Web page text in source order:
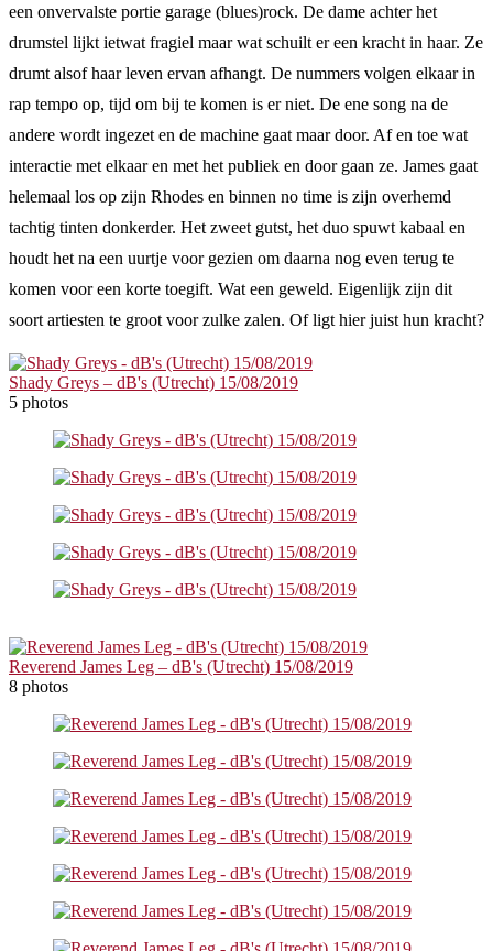
een onvervalste portie garage (blues)rock. De dame achter het
drumstel lijkt ietwat fragiel maar wat schuilt er een kracht in haar. Ze
drumt alsof haar leven ervan afhangt. De nummers volgen elkaar in
rap tempo op, tijd om bij te komen is er niet. De ene song na de
andere wordt ingezet en de machine gaat maar door. Af en toe wat
interactie met elkaar en met het publiek en door gaan ze. James gaat
helemaal los op zijn Rhodes en binnen no time is zijn overhemd
tachtig tinten donkerder. Het zweet gutst, het duo spuwt kabaal en
houdt het na een uurtje voor gezien om daarna nog even terug te
komen voor een korte toegift. Wat een geweld. Eigenlijk zijn dit
soort artiesten te groot voor zulke zalen. Of ligt hier juist hun kracht?
Shady Greys – dB's (Utrecht) 15/08/2019
5 photos
Reverend James Leg – dB's (Utrecht) 15/08/2019
8 photos